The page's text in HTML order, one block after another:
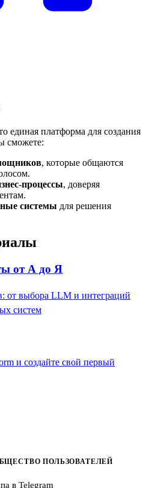
единая платформа для создания
сможете:
, которые общаются
процессы, доверяя
системы для решения
от А до Я
от выбора LLM и интеграций
систем
и создайте свой первый
ПОЛЬЗОВАТЕЛЕЙ
в Telegram